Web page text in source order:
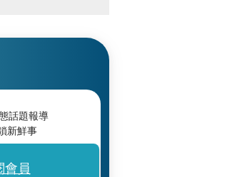
話題報導
新鮮事
會員